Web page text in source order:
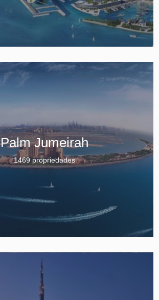
Palm Jumeirah
1469 propriedades